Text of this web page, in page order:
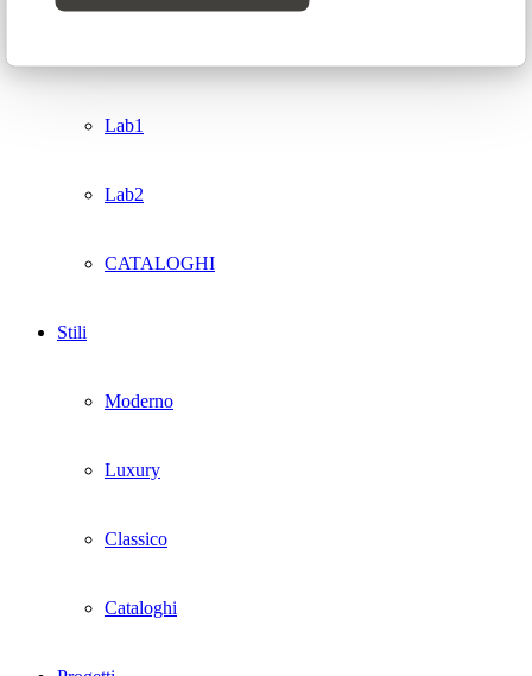
Lab1
Lab2
CATALOGHI
Stili
Moderno
Luxury
Classico
Cataloghi